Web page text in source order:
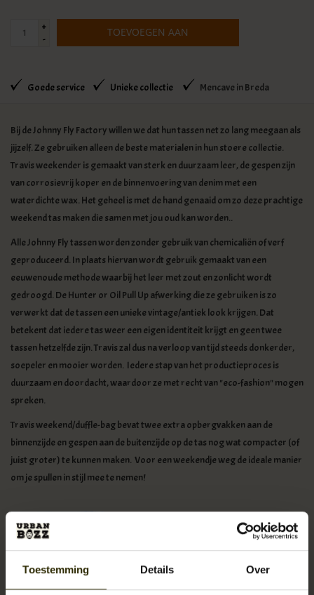
Toestemming Details Over
+
-
TOEVOEGEN AAN
Goede service Unieke collectie Mencave in Breda
Bij de Johnny Fly Factory willen we dat hun tassen net zo lang meegaan als
jijzelf. Ze gebruiken alleen de beste materialen in hun stoere collectie.
Travis weekender is gemaakt van sterk en duurzaam leer, de gespen zijn
van corrosievrij koper en de binnenvoering van denim met een
waterdichte wax. Het geheel is met de hand genaaid om zo deze prachtige
weekend tas maken die samen met jou oud kan worden..
Alle Johnny Fly tassen worden zonder gebruik van chemicaliën of verf
geproduceerd. In plaats hiervan wordt gebruik gemaakt van een
eeuwenoude methode waarbij het leer met zout en zonlicht wordt
gedroogd. De Hunter or Oil Pull Up afwerking die ze gebruiken is zo
verwerkt dat de tassen een unieke vintage/antiek look krijgen. Dat
betekent dat iedere tas weer een eigen identiteit krijgt en geen twee
tassen hetzelfde zijn. Travis zal dus na verloop van tijd steeds donkerder,
soepeler en mooier worden. Iedere stap van het productieproces is
duurzaam en doordacht, waardoor ze met recht van "eco-fashion" mogen
spreken.
Travis weekend/duffle-bag bevat twee extra opbergvakken aan de
binnenzijde en gespen aan de buitenzijde op de tas nog wat compacter (of
juist groter) te kunnen maken. Voor een weekendje weg de ideale manier
om je spullen in stijl mee te nemen!